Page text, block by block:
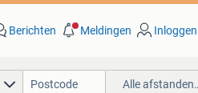
Berichten Meldingen Inloggen
Alle